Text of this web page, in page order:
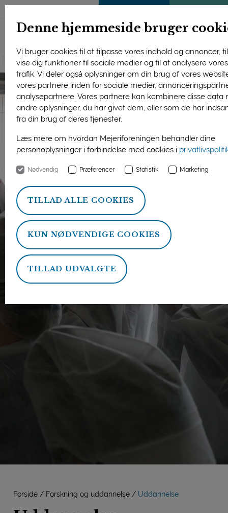
Denne hjemmeside bruger
Vi bruger cookies til at tilpasse vores indhold og annoncer,
vise dig funktioner til sociale medier og til at analysere vores
trafik. Vi deler også oplysninger om din brug af vores
vores partnere inden for sociale medier,
analysepartnere. Vores partnere kan kombinere disse data
andre oplysninger, du har givet dem, eller som de har
fra din brug af deres tjenester.
Læs mere om hvordan Mejeriforeningen behandler dine
personoplysninger i forbindelse med cookies i
Nødvendig Præferencer Statistik Marketing
TILLAD ALLE COOKIES
KUN NØDVENDIGE COOKIES
TILLAD UDVALGTE
Forside Forskning og uddannelse Uddannelse